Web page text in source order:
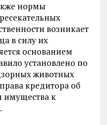
нормы
возникает
в силу их
основанием
установлено по
животных
кредитора об
имущества к